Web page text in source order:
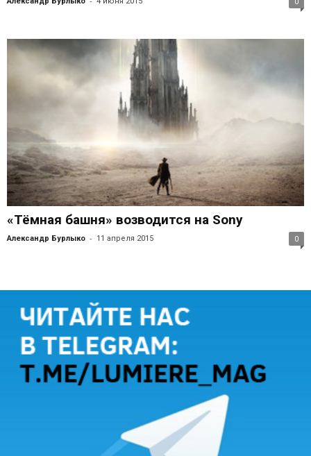
«Тёмная башня» возводится на Sony
Александр Бурлыко - 11 апреля 2015 0